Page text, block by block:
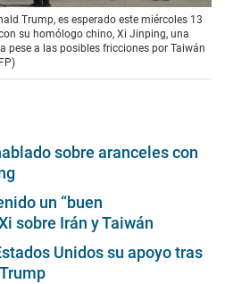
Trump, es esperado este miércoles 13
su homólogo chino, Xi Jinping, una
pese a las posibles fricciones por Taiwán
sobre aranceles con
un “buen
sobre Irán y Taiwán
Unidos su apoyo tras